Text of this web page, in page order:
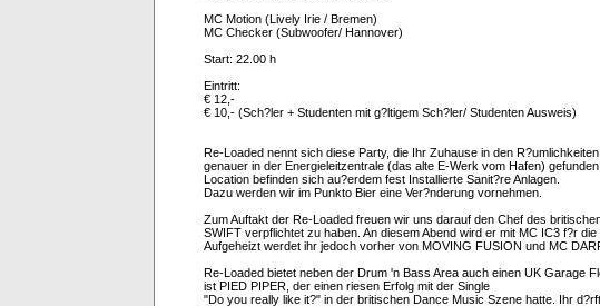
MC Motion (Lively Irie / Bremen)
MC Checker (Subwoofer/ Hannover)
Start: 22.00 h
Eintritt:
€ 12,-
€ 10,- (Sch?ler + Studenten mit g?ltigem Sch?ler/ Studenten Ausweis)
Re-Loaded nennt sich diese Party, die Ihr Zuhause in den
genauer in der Energieleitzentrale (das alte E-Werk vom Hafen)
Location befinden sich au?erdem fest Installierte Sanit?re Anlagen.
Dazu werden wir im Punkto Bier eine Ver?nderung vornehmen.
Zum Auftakt der Re-Loaded freuen wir uns darauf den Chef des
SWIFT verpflichtet zu haben. An diesem Abend wird er mit MC IC3 f?r die
Aufgeheizt werdet ihr jedoch vorher von MOVING FUSION und MC
Re-Loaded bietet neben der Drum 'n Bass Area auch einen UK Garage
ist PIED PIPER, der einen riesen Erfolg mit der Single
"Do you really like it?" in der britischen Dance Music Szene hatte. Ihr